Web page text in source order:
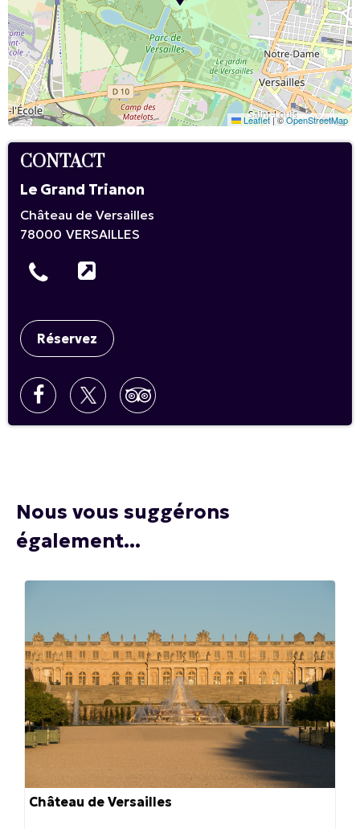
Leaflet|©OpenStreetMap
CONTACT
Le Grand Trianon
Château de Versailles
78000 VERSAILLES
Réservez
Nous vous suggérons
également...
Château de Versailles